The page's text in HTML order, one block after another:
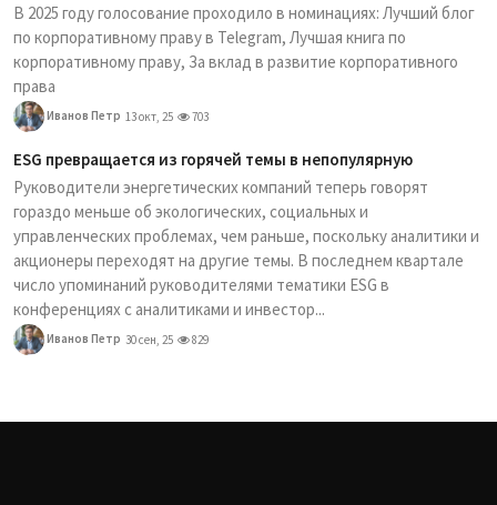
В 2025 году голосование проходило в номинациях: Лучший блог
по корпоративному праву в Telegram, Лучшая книга по
корпоративному праву, За вклад в развитие корпоративного
права
Иванов Петр 13 окт, 25 703
ESG превращается из горячей темы в непопулярную
Руководители энергетических компаний теперь говорят
гораздо меньше об экологических, социальных и
управленческих проблемах, чем раньше, поскольку аналитики и
акционеры переходят на другие темы. В последнем квартале
число упоминаний руководителями тематики ESG в
конференциях с аналитиками и инвестор...
Иванов Петр 30 сен, 25 829